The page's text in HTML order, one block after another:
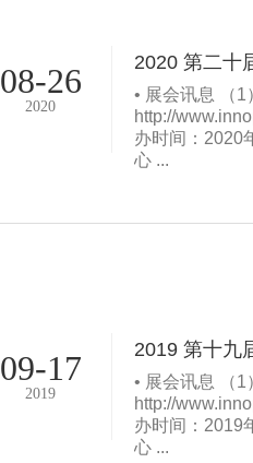
08-26
2020
2020 第二十
• 展会讯息 （1
http://
办时间：2020
心 ...
09-17
2019
2019 第十九
• 展会讯息 （1
http://
办时间：2019
心 ...